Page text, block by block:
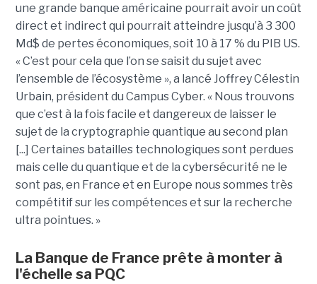
une grande banque américaine pourrait avoir un coût
direct et indirect qui pourrait atteindre jusqu’à 3 300
Md$ de pertes économiques, soit 10 à 17 % du PIB US.
« C’est pour cela que l’on se saisit du sujet avec
l’ensemble de l’écosystème », a lancé Joffrey Célestin
Urbain, président du Campus Cyber. « Nous trouvons
que c’est à la fois facile et dangereux de laisser le
sujet de la cryptographie quantique au second plan
[...] Certaines batailles technologiques sont perdues
mais celle du quantique et de la cybersécurité ne le
sont pas, en France et en Europe nous sommes très
compétitif sur les compétences et sur la recherche
ultra pointues. »
La Banque de France prête à monter à
l'échelle sa PQC